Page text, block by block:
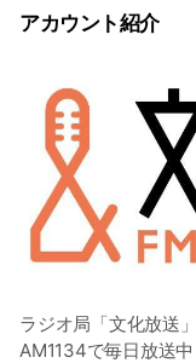
アカウント紹介
ラジオ局「文化放送
AM1134で毎日放送